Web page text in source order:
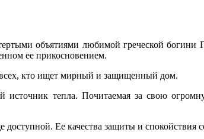
объятиями любимой греческой богини
ее прикосновением.
всех, кто ищет мирный и защищенный дом.
тепла. Почитаемая за свою
Ее качества защиты и